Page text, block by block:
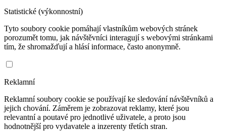
Statistické (výkonnostní)
Tyto soubory cookie pomáhají vlastníkům webových stránek
porozumět tomu, jak návštěvníci interagují s webovými stránkami
tím, že shromažďují a hlásí informace, často anonymně.
Reklamní
Reklamní soubory cookie se používají ke sledování návštěvníků a
jejich chování. Záměrem je zobrazovat reklamy, které jsou
relevantní a poutavé pro jednotlivé uživatele, a proto jsou
hodnotnější pro vydavatele a inzerenty třetích stran.